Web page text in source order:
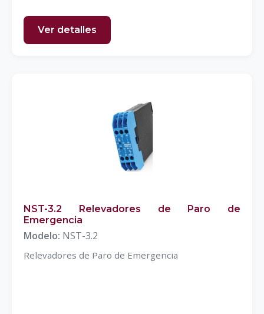
Ver detalles
NST-3.2 Relevadores de Paro de
Emergencia
Modelo: NST-3.2
Relevadores de Paro de Emergencia